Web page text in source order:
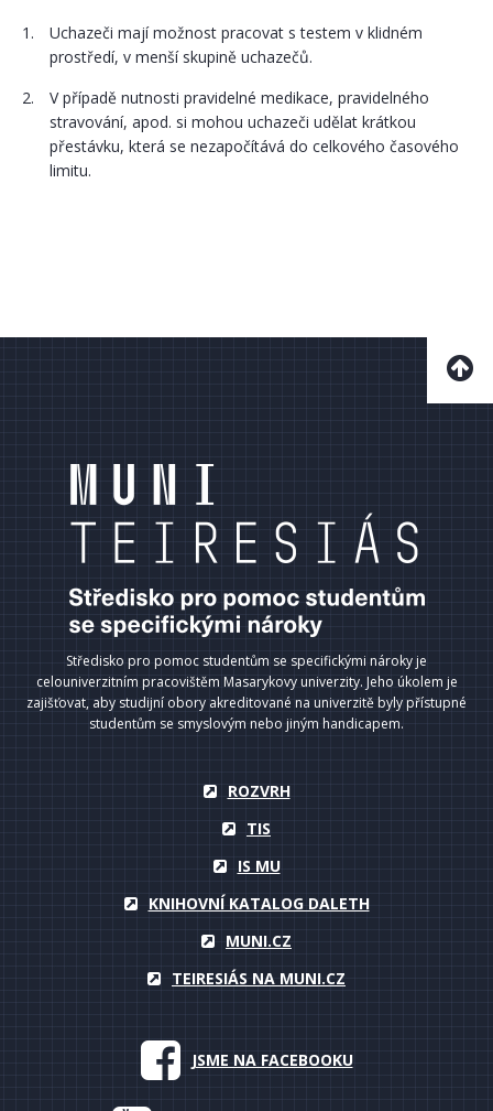
Uchazeči mají možnost pracovat s testem v klidném
prostředí, v menší skupině uchazečů.
V případě nutnosti pravidelné medikace, pravidelného
stravování, apod. si mohou uchazeči udělat krátkou
přestávku, která se nezapočítává do celkového časového
limitu.
Středisko pro pomoc studentům se specifickými nároky je
celouniverzitním pracovištěm Masarykovy univerzity. Jeho úkolem je
zajišťovat, aby studijní obory akreditované na univerzitě byly přístupné
studentům se smyslovým nebo jiným handicapem.
ROZVRH
TIS
IS MU
KNIHOVNÍ KATALOG DALETH
MUNI.CZ
TEIRESIÁS NA MUNI.CZ
JSME NA FACEBOOKU